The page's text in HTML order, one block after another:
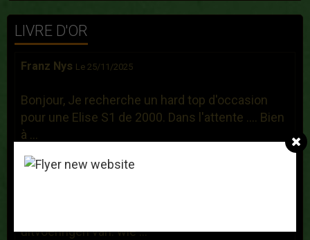
LIVRE D'OR
Franz Nys Le 25/11/2025
Bonjour, Je recherche un hard top d'occasion
pour une Elise S1 de 2000. Dans l'attente .... Bien
à ...
Carl Peeters Le 23/07/2021
uitvoeringen van. wie ...